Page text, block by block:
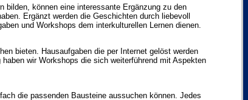
können eine interessante Ergänzung zu den
Ergänzt werden die Geschichten durch liebevoll
und Workshops dem interkulturellen Lernen dienen.
bieten. Hausaufgaben die per Internet gelöst werden
wir Workshops die sich weiterführend mit Aspekten
die passenden Bausteine aussuchen können. Jedes